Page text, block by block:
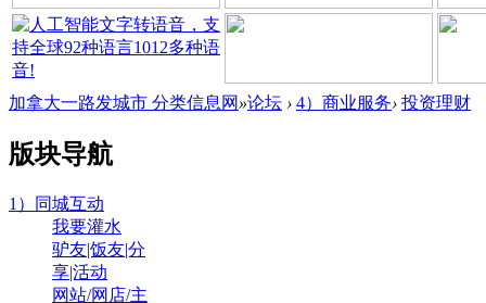
加拿大一路发城市 分类信息网 »论坛 › 4）商业服务› 投资理财
版块导航
1）同城互动
我要灌水
驴友|饭友|分
享|活动
网站/网店/主